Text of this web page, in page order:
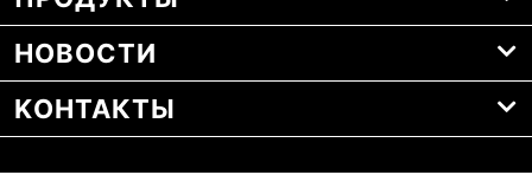
НОВОСТИ
KОНТАКТЫ